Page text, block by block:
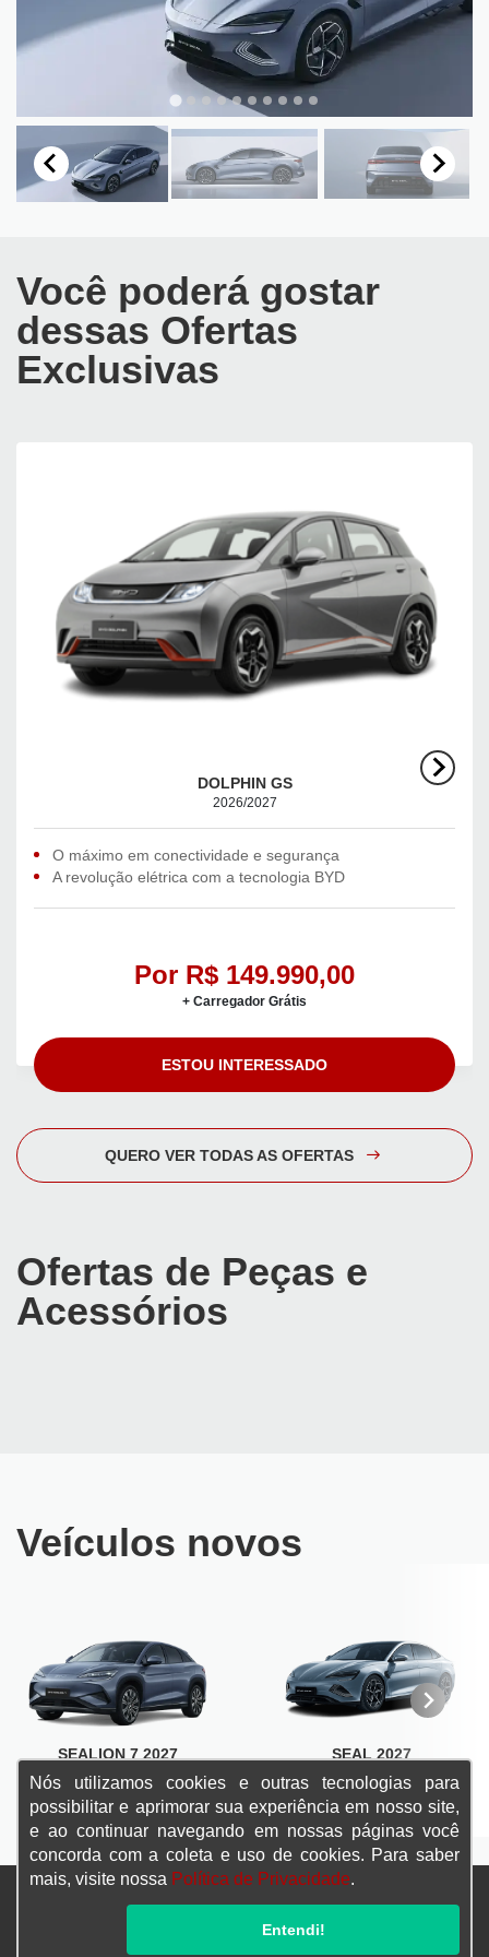
Você poderá gostar
dessas Ofertas
Exclusivas
DOLPHIN GS
2026/2027
O máximo em conectividade e segurança
A revolução elétrica com a tecnologia BYD
Por R$ 149.990,00
+ Carregador Grátis
ESTOU INTERESSADO
QUERO VER TODAS AS OFERTAS
Ofertas de Peças e
Acessórios
Veículos novos
SEALION 7 2027
SAIBA MAIS
SEAL 2027
SAIBA MAIS
Confira endereços, telefones e horários, selecionando a unidade
Nós utilizamos cookies e outras tecnologias para
possibilitar e aprimorar sua experiência em nosso site,
e ao continuar navegando em nossas páginas você
concorda com a coleta e uso de cookies. Para saber
mais, visite nossa Política de Privacidade.
Entendi!